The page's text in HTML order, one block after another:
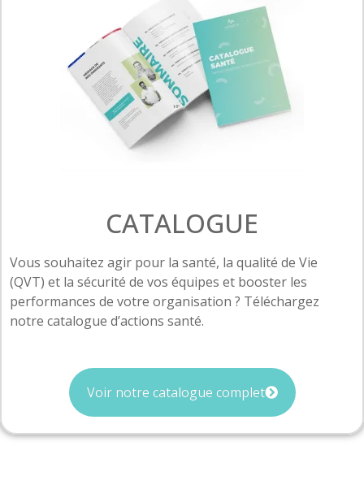
CATALOGUE
Vous souhaitez agir pour la santé, la qualité de Vie
(QVT) et la sécurité de vos équipes et booster les
performances de votre organisation ? Téléchargez
notre catalogue d’actions santé.
Voir notre catalogue complet